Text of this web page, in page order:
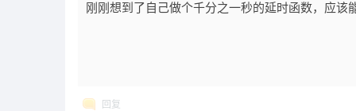
刚刚想到了自己做个千分之一秒的延时函数，应该
回复